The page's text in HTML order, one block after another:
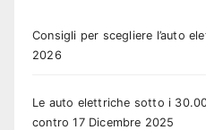
Consigli per scegliere l’auto
2026
Le auto elettriche sotto i
contro 17 Dicembre 2025